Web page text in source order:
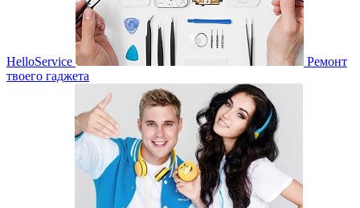
HelloService
Ремонт
твоего гаджета